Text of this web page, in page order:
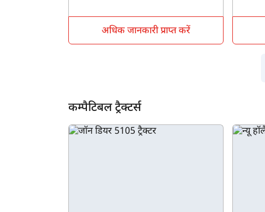
अधिक जानकारी प्राप्त करें
कम्पैटिबल ट्रैक्टर्स